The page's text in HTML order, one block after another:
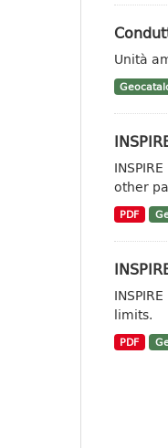
Unità
other
PDF
limits.
PDF